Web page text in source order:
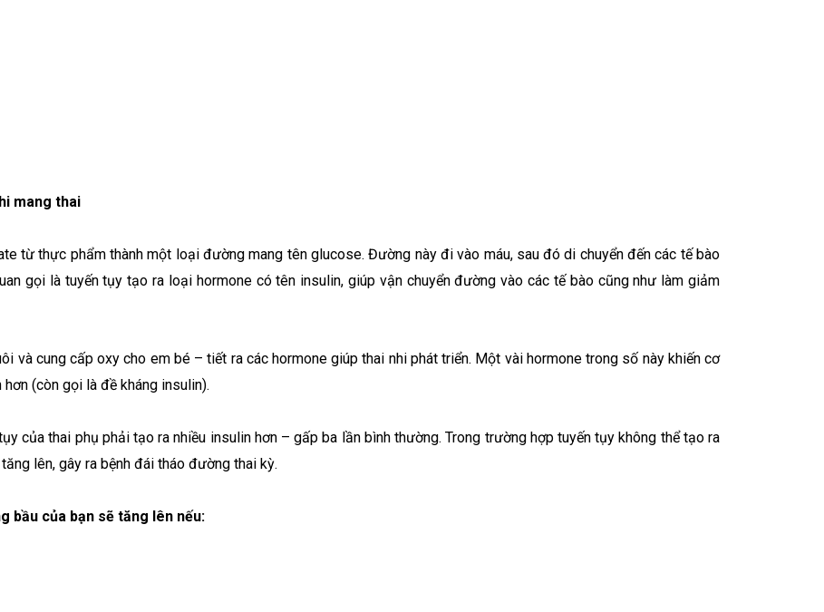
mang thai
từ thực phẩm thành một loại đường mang tên glucose. Đường này đi vào máu, sau đó di chuyển đến các tế bào
gọi là tuyến tụy tạo ra loại hormone có tên insulin, giúp vận chuyển đường vào các tế bào cũng như làm giảm
và cung cấp oxy cho em bé – tiết ra các hormone giúp thai nhi phát triển. Một vài hormone trong số này khiến cơ
(còn gọi là đề kháng insulin).
của thai phụ phải tạo ra nhiều insulin hơn – gấp ba lần bình thường. Trong trường hợp tuyến tụy không thể tạo ra
lên, gây ra bệnh đái tháo đường thai kỳ.
bầu của bạn sẽ tăng lên nếu: